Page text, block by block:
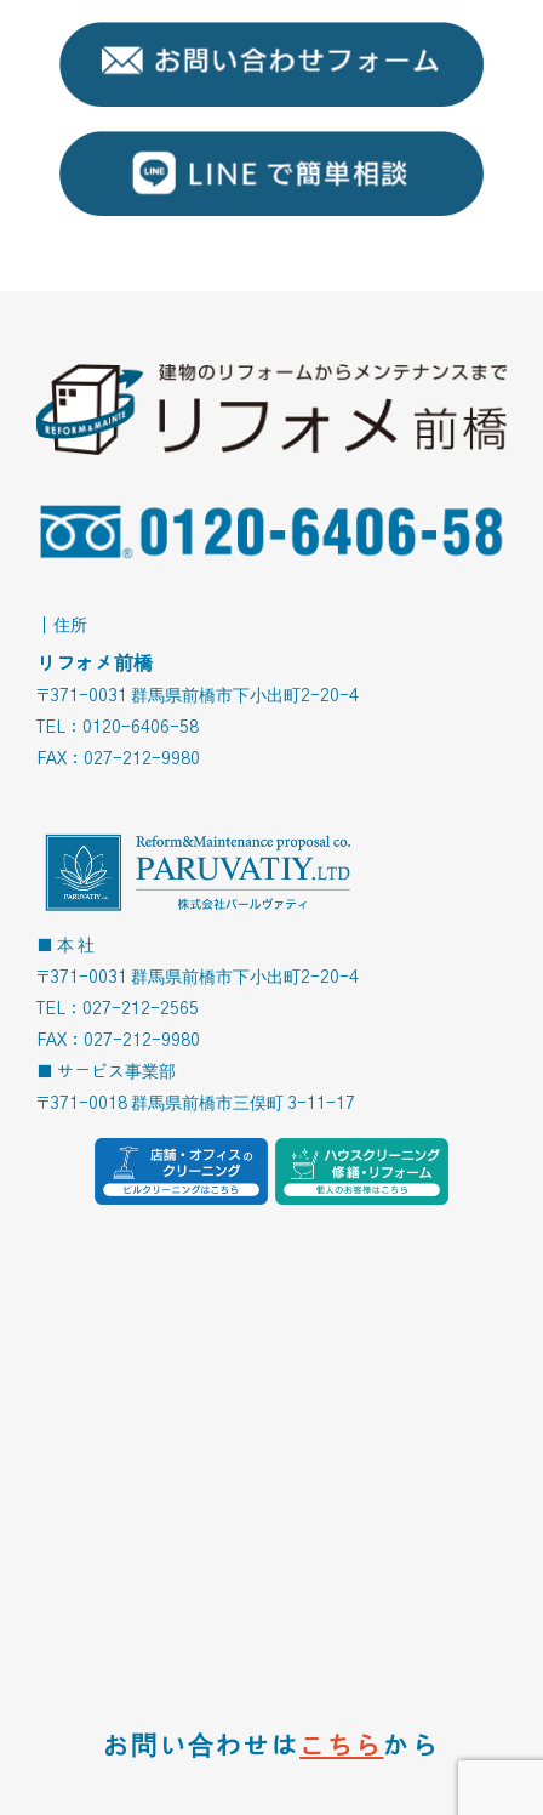
｜住所
リフォメ前橋
〒371-0031 群馬県前橋市下小出町2-20-4
TEL：0120-6406-58
FAX：027-212-9980
■ 本 社
〒371-0031 群馬県前橋市下小出町2-20-4
TEL：027-212-2565
FAX：027-212-9980
■ サービス事業部
〒371-0018 群馬県前橋市三俣町 3-11-17
お問い合わせは こちら から